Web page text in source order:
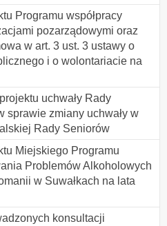
Programu współpracy
pozarządowymi oraz
w art. 3 ust. 3 ustawy o
i o wolontariacie na
uchwały Rady
sprawie zmiany uchwały w
Rady Seniorów
Miejskiego Programu
Problemów Alkoholowych
w Suwałkach na lata
konsultacji